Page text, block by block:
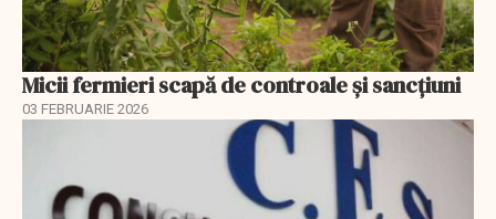
Micii fermieri scapă de controale și sancțiuni
03 FEBRUARIE 2026